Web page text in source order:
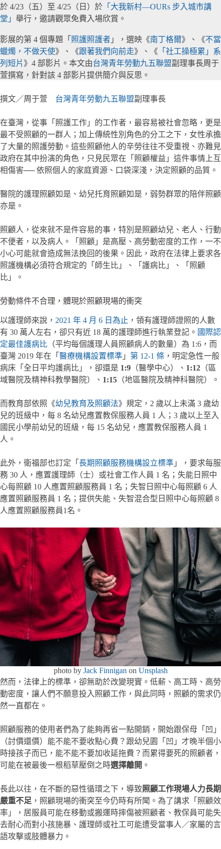
於 4/23（五）至 4/25（日）於 「 大我新村—OURs 步入城市講
堂 」 舉行，邀請觀眾免費入場欣賞。
影展的第 4 個專題「 照護照護者 」，選映《南丁格爾》、《不當
蠟燭，不做天使》、《跟著我們向前走》、《 「社工操極累」系
列短片 》4 部影片。本文由台灣青年勞動九五聯盟副理事長周于
萱撰寫，針對該 4 部影片提供簡介與反思。
撰文／周于萱 台灣青年勞動九五聯盟副理事長
在臺灣，從事「照護工作」的工作者，最容易被社會忽略，更是
最不受照顧的一群人；加上傳統性別角色的分工之下，女性承擔
了大量的照護勞動。這些照顧他人的辛勞往往不受重視、亦難見
政府在其中扮演的角色，只見民眾在「照顧權益」這件事情上互
相傷害── 依照個人的家庭資源、口袋深淺，決定照顧的品質。
醫院的護理照顧如是、幼兒托育照顧如是，弱勢群眾的陪伴照顧
亦是。
照顧人，從來就不是件容易的事，特別是照顧幼兒、老人、行動
不便者，以及病人。「照顧」是高壓、高勞動密度的工作，一不
小心可能就會造成無法挽回的後果。因此，政府在法律上要求各
照護機構必須符合規定的「師生比」、「護病比」、「照顧
比」。
勞動條件不合理，體現於照顧現場的衝突
以護理師來說， 2021 年 4 月 6 日為止 ，領有護理師證照的人數
有 30 萬人左右，卻只有近 18 萬的護理師進行執業登記。 國際認
定最佳護病比 （平均每個護理人員照顧病人的數量）為 1:6，而
臺灣 2019 年在「 醫療機構設置標準 」 第 12-1 條 ，明定急性一般
病床「全日平均護病比」，卻還是 1:9 （醫學中心）、 1:12 （區
域醫院及精神科教學醫院）、 1:15 （地區醫院及精神科醫院）。
而教育部依照《幼兒教育及照顧法》規定，2 歲以上未滿 3 歲幼
兒的班級中，每 8 名幼兒應置教保服務人員 1 人；3 歲以上至入
國民小學前幼兒的班級，每 15 名幼兒，應置教保服務人員 1
人。
此外，衛福部也訂定「 長期照顧服務機構設立標準 」，要求每服
務 30 人，應置護理師（士）或社會工作人員 1 名；失能日照中
心每照顧 10 人應置照顧服務員 1 名；失智日照中心每照顧 6 人
應置照顧服務員 1 名；提供失能、失智混合型日照中心每照顧 8
人應置照顧服務員1名。
photo by Jack Finnigan on Unsplash
然而，法律上的標準，卻無助於改變現實。低薪、高工時、高勞
動密度，讓人們不願意投入照顧工作，與此同時，照顧的需求仍
然一直都在。
照顧服務的使用者們為了能夠再省一點開銷，開始跟保母「凹」
（討價還價）能不能不要收點心費？跟幼兒園「凹」才晚半個小
時接孩子而已，能不能不要加收延拖費？而累得要死的照顧者，
可能在被最後一根稻草壓倒之時選擇離開 。
長此以往，在不斷的惡性循環之下，導致照顧工作現場人力長期
嚴重不足 ，照顧現場的衝突至今仍時有所聞。為了講求「照顧效
率」，居服員可能在移動或搬運時摔傷被照顧者、教保員可能失
去耐心而對小孩施暴、護理師或社工可能遭受當事人／家屬的言
語攻擊或肢體暴力。